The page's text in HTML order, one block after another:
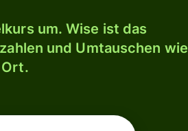
um. Wise ist das
und Umtauschen wie